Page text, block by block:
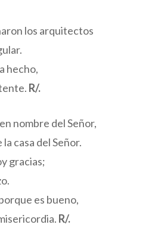
los arquitectos
hecho,
R/.
nombre del Señor,
casa del Señor.
gracias;
es bueno,
R/.